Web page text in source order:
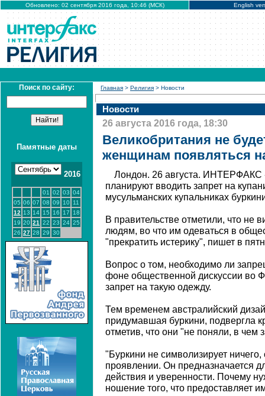
Обновлено: 02 сентября 2016 года, 10:46 (МСК) English
Поиск по сайту:
Памятные даты
2016
01 02 03 04
05 06 07 08 09 10
11
12 13 14 15 16 17
18
19 20 21 22 23 24 25
26 27 28 29 30
Главная > Религия > Новости
Новости
26 августа 2016 года, 18:30
Великобритания не
женщинам появляться
Лондон. 26 августа. ИНТЕРФАКС
планируют вводить запрет на
мусульманских купальниках
В правительстве отметили, что не
людям, во что им одеваться в
"прекратить истерику", пишет в
Вопрос о том, необходимо ли
фоне общественной дискуссии во
запрет на такую одежду.
Тем временем австралийский
придумавшая буркини, подвергла
отметив, что они "не поняли, в чем
"Буркини не символизирует
проявлении. Он предназначается
действия и уверенности. Почему
ношение того, что предоставляет